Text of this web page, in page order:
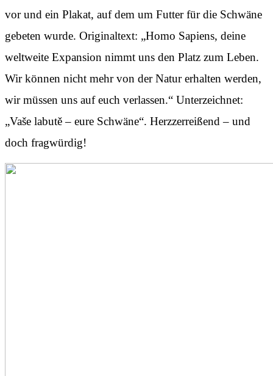
vor und ein Plakat, auf dem um Futter für die Schwäne
gebeten wurde. Originaltext: „Homo Sapiens, deine
weltweite Expansion nimmt uns den Platz zum Leben.
Wir können nicht mehr von der Natur erhalten werden,
wir müssen uns auf euch verlassen.“ Unterzeichnet:
„Vaše labutě – eure Schwäne“. Herzzerreißend – und
doch fragwürdig!